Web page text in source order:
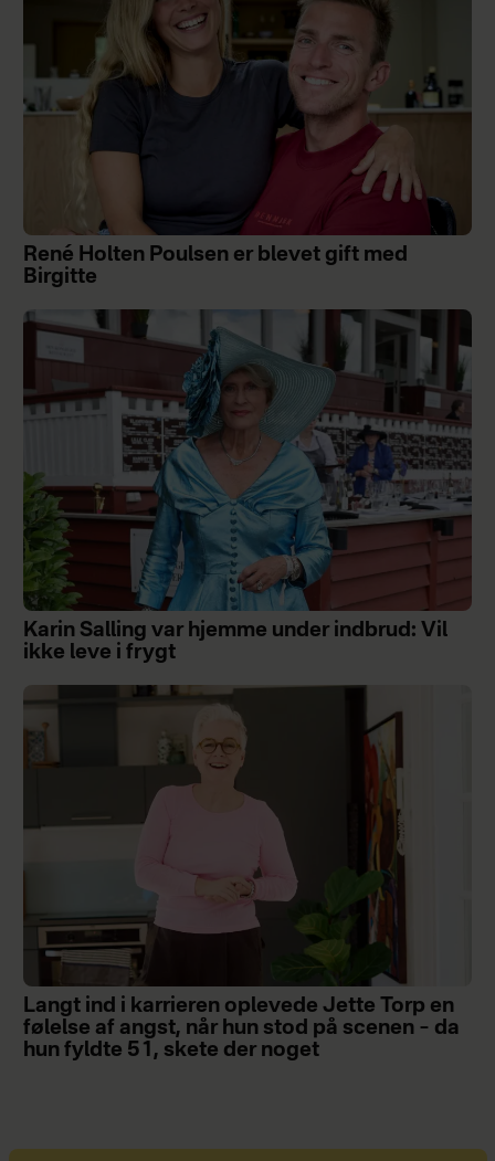
René Holten Poulsen er blevet gift med
Birgitte
Karin Salling var hjemme under indbrud: Vil
ikke leve i frygt
Langt ind i karrieren oplevede Jette Torp en
følelse af angst, når hun stod på scenen – da
hun fyldte 51, skete der noget